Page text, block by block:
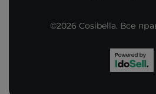
©2026 Cosibella. Все